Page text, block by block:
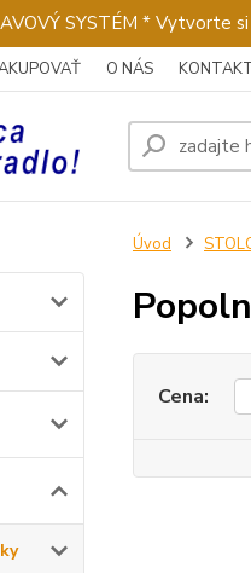
SYSTÉM * Vytvorte
O NÁS
Úvod
Cena: